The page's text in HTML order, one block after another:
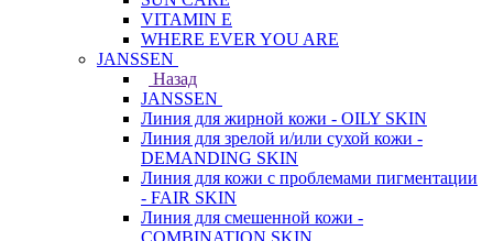
VITAMIN E
WHERE EVER YOU ARE
JANSSEN
Назад
JANSSEN
Линия для жирной кожи - OILY SKIN
Линия для зрелой и/или сухой кожи -
DEMANDING SKIN
Линия для кожи с проблемами пигментации
- FAIR SKIN
Линия для смешенной кожи -
COMBINATION SKIN